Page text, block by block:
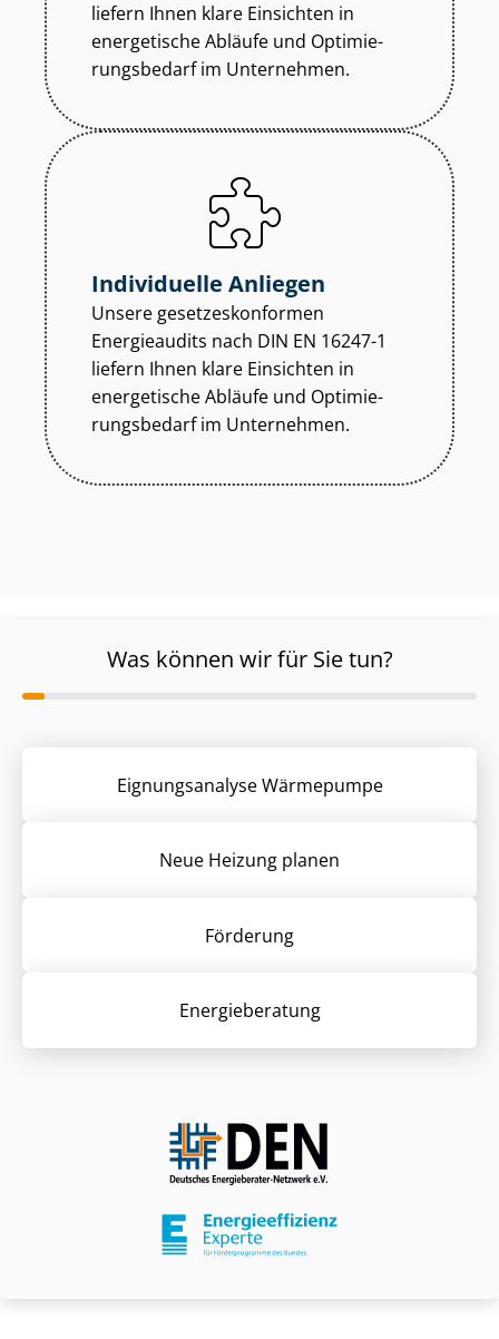
liefern Ihnen klare Einsichten in
energetische Abläufe und Op­ti­mie­
rungs­be­darf im Unternehmen.
Individuelle Anliegen
Unsere ge­set­zes­kon­for­men
Energieaudits nach DIN EN 16247-1
liefern Ihnen klare Einsichten in
energetische Abläufe und Op­ti­mie­
rungs­be­darf im Unternehmen.
Was können wir für Sie tun?
Eignungsanalyse Wärmepumpe
Neue Heizung planen
Förderung
Energieberatung